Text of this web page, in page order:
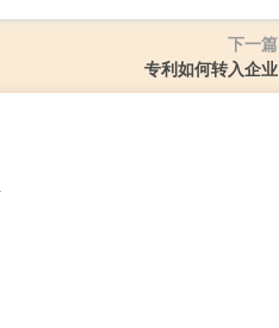
下一篇
专利如何转入企业